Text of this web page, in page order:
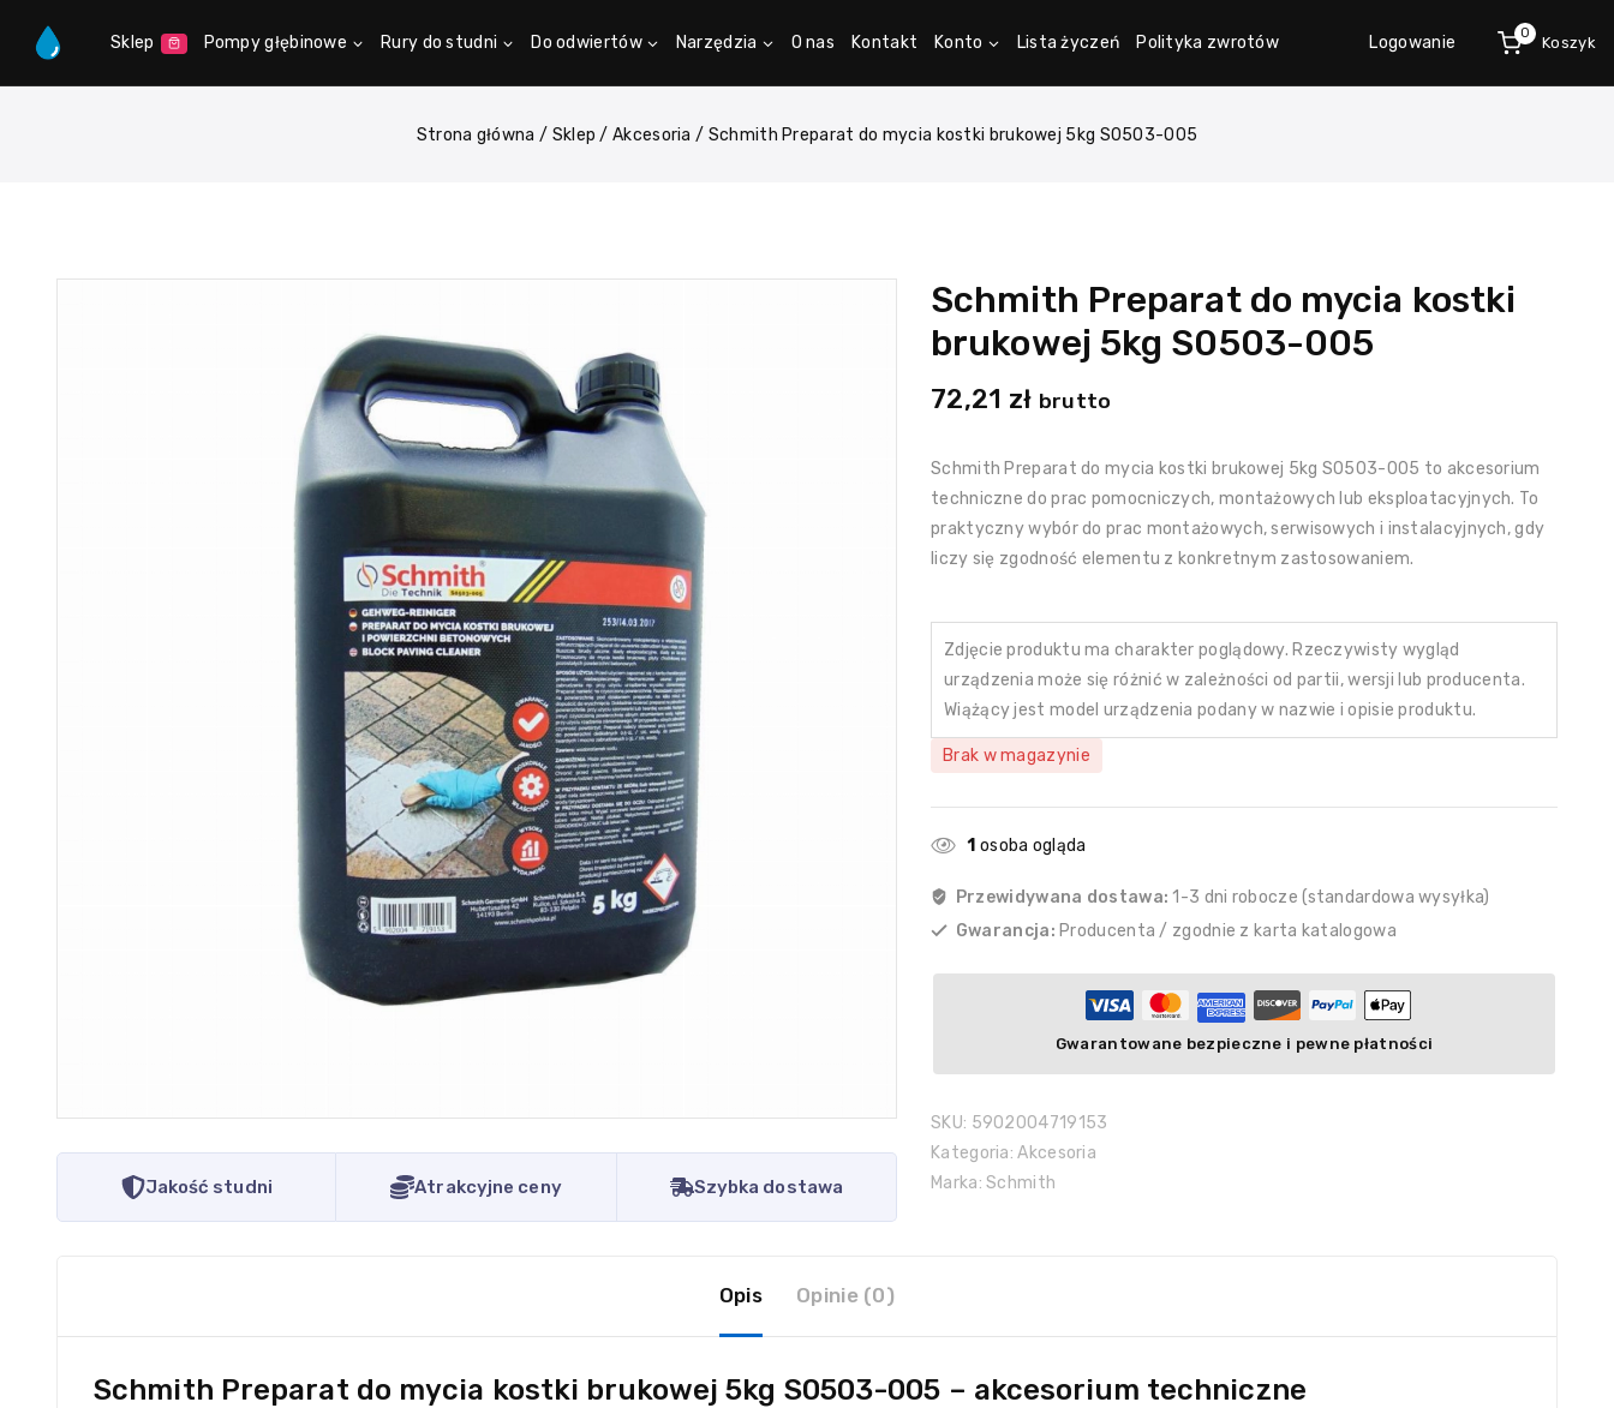
Sklep Pompy głębinowe Rury do studni Do odwiertów Narzędzia O nas Kontakt Konto Lista życzeń Polityka zwrotów Logowanie 0
Koszyk
Strona główna / Sklep / Akcesoria / Schmith Preparat do mycia kostki brukowej 5kg S0503-005
Jakość studni Atrakcyjne ceny Szybka dostawa
Schmith Preparat do mycia kostki
brukowej 5kg S0503-005
72,21 zł brutto
Schmith Preparat do mycia kostki brukowej 5kg S0503-005 to akcesorium
techniczne do prac pomocniczych, montażowych lub eksploatacyjnych. To
praktyczny wybór do prac montażowych, serwisowych i instalacyjnych, gdy
liczy się zgodność elementu z konkretnym zastosowaniem.
Zdjęcie produktu ma charakter poglądowy. Rzeczywisty wygląd
urządzenia może się różnić w zależności od partii, wersji lub producenta.
Wiążący jest model urządzenia podany w nazwie i opisie produktu.
Brak w magazynie
1 osoba ogląda
Przewidywana dostawa: 1-3 dni robocze (standardowa wysyłka)
Gwarancja: Producenta / zgodnie z karta katalogowa
Gwarantowane bezpieczne i pewne płatności
SKU: 5902004719153
Kategoria:Akcesoria
Marka:Schmith
Opis Opinie (0)
Schmith Preparat do mycia kostki brukowej 5kg S0503-005 – akcesorium techniczne